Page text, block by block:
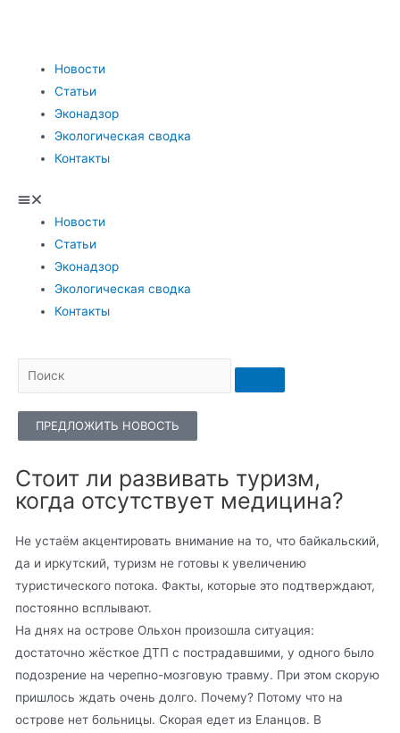
Новости
Статьи
Эконадзор
Экологическая сводка
Контакты
Новости
Статьи
Эконадзор
Экологическая сводка
Контакты
ПРЕДЛОЖИТЬ НОВОСТЬ
Стоит ли развивать туризм,
когда отсутствует медицина?
Не устаём акцентировать внимание на то, что байкальский,
да и иркутский, туризм не готовы к увеличению
туристического потока. Факты, которые это подтверждают,
постоянно всплывают.
На днях на острове Ольхон произошла ситуация:
достаточно жёсткое ДТП с пострадавшими, у одного было
подозрение на черепно-мозговую травму. При этом скорую
пришлось ждать очень долго. Почему? Потому что на
острове нет больницы. Скорая едет из Еланцов. В